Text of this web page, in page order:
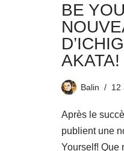
BE
AKATA!
Balin 12
Après le
publient une
Yourself! Que